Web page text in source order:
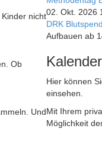
nicht
Ob
Und
02. Okt. 2026
DRK
Aufbauen ab
Kalender
Hier können
einsehen.
Mit Ihrem
Möglichkeit